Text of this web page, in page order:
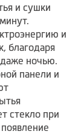
и сушки
и
благодаря
ночью.
панели и
стекло при